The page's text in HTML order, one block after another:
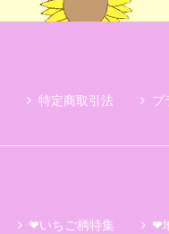
特定商取引法 プ
❤いちご柄特集 ❤